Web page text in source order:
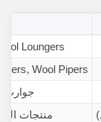
Loungers
Wool Pipers
جوارب،
منتجات